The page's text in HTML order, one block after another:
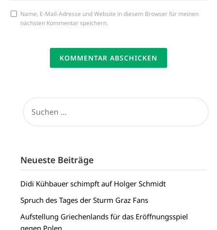
Name, E-Mail-Adresse und Website in diesem Browser für meinen
nächsten Kommentar speichern.
NACH:
Neueste Beiträge
Didi Kühbauer schimpft auf Holger Schmidt
Spruch des Tages der Sturm Graz Fans
Aufstellung Griechenlands für das Eröffnungsspiel